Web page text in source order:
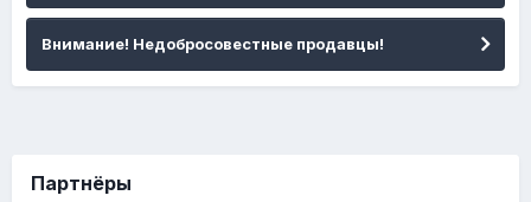
Внимание! Недобросовестные продавцы!
Партнёры